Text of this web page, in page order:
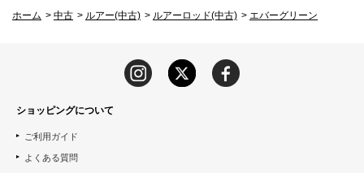
ホーム > 中古 > ルアー(中古) > ルアーロッド(中古) > エバーグリーン
ショッピングについて
ご利用ガイド
よくある質問